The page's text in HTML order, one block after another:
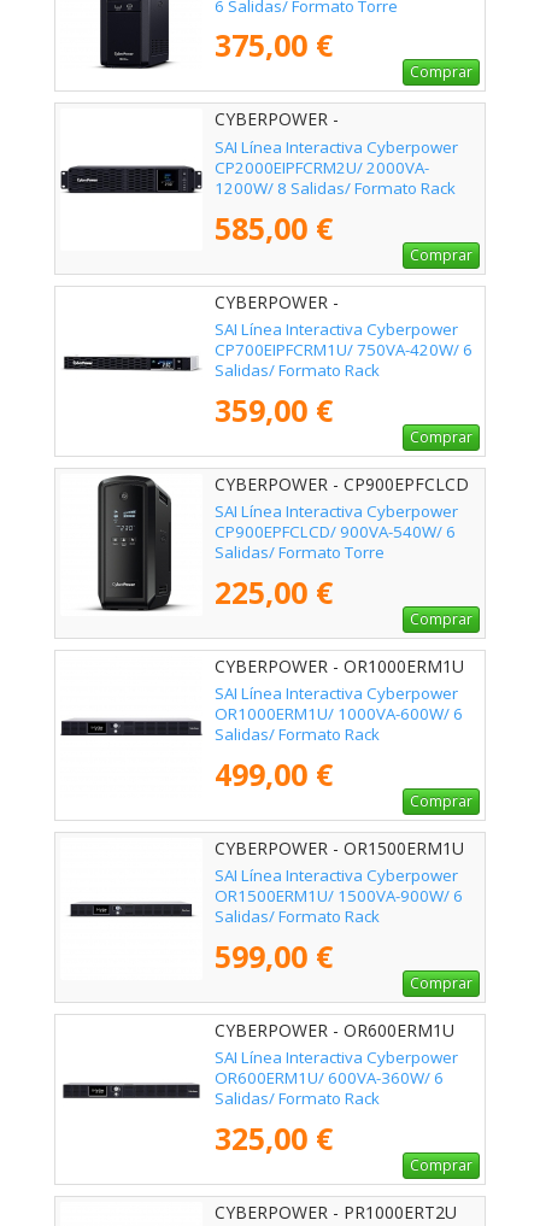
6 Salidas/ Formato Torre
375,00 €
Comprar
CYBERPOWER -
CP2000EIPFCRM2U
SAI Línea Interactiva Cyberpower
CP2000EIPFCRM2U/ 2000VA-
1200W/ 8 Salidas/ Formato Rack
585,00 €
Comprar
CYBERPOWER -
CP700EIPFCRM1U
SAI Línea Interactiva Cyberpower
CP700EIPFCRM1U/ 750VA-420W/ 6
Salidas/ Formato Rack
359,00 €
Comprar
CYBERPOWER - CP900EPFCLCD
SAI Línea Interactiva Cyberpower
CP900EPFCLCD/ 900VA-540W/ 6
Salidas/ Formato Torre
225,00 €
Comprar
CYBERPOWER - OR1000ERM1U
SAI Línea Interactiva Cyberpower
OR1000ERM1U/ 1000VA-600W/ 6
Salidas/ Formato Rack
499,00 €
Comprar
CYBERPOWER - OR1500ERM1U
SAI Línea Interactiva Cyberpower
OR1500ERM1U/ 1500VA-900W/ 6
Salidas/ Formato Rack
599,00 €
Comprar
CYBERPOWER - OR600ERM1U
SAI Línea Interactiva Cyberpower
OR600ERM1U/ 600VA-360W/ 6
Salidas/ Formato Rack
325,00 €
Comprar
CYBERPOWER - PR1000ERT2U